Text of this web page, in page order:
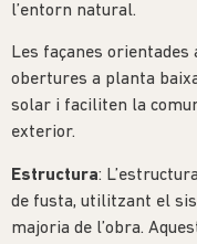
l’entorn natural.
Les façanes
obertures a planta
solar i faciliten la
exterior.
Estructura:
de fusta, utilitzant el
majoria de l’obra.